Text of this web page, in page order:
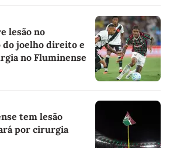
lesão no
joelho direito e
no Fluminense
tem lesão
por cirurgia